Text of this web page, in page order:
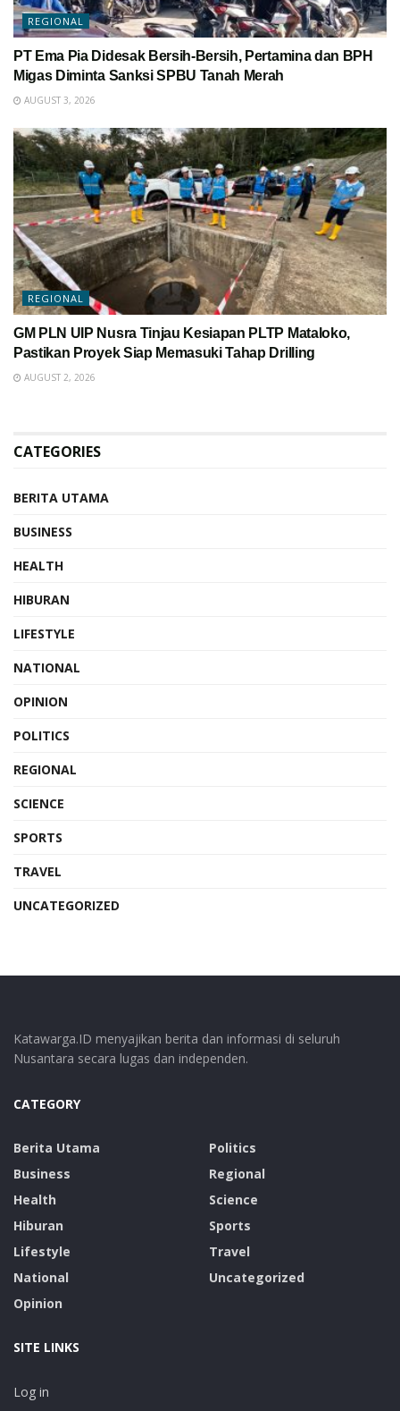
REGIONAL
PT Ema Pia Didesak Bersih-Bersih, Pertamina dan BPH
Migas Diminta Sanksi SPBU Tanah Merah
AUGUST 3, 2026
REGIONAL
GM PLN UIP Nusra Tinjau Kesiapan PLTP Mataloko,
Pastikan Proyek Siap Memasuki Tahap Drilling
AUGUST 2, 2026
CATEGORIES
BERITA UTAMA
BUSINESS
HEALTH
HIBURAN
LIFESTYLE
NATIONAL
OPINION
POLITICS
REGIONAL
SCIENCE
SPORTS
TRAVEL
UNCATEGORIZED
Katawarga.ID menyajikan berita dan informasi di seluruh
Nusantara secara lugas dan independen.
CATEGORY
Berita Utama
Business
Health
Hiburan
Lifestyle
National
Opinion
Politics
Regional
Science
Sports
Travel
Uncategorized
SITE LINKS
Log in